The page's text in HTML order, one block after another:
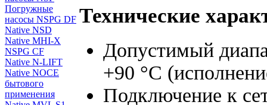
Погружные
насосы NSPG DF
Native NSD
Native MHI-X
NSPG CF
Native N-LIFT
Native NOCE
бытового
применения
Технические
Допустимый
+90 °C
Подключение к